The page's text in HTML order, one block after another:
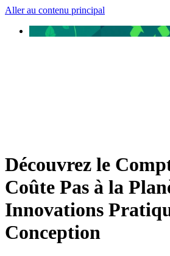
Aller au contenu principal
Découvrez le
Coûte Pas à la
Innovations
Conception